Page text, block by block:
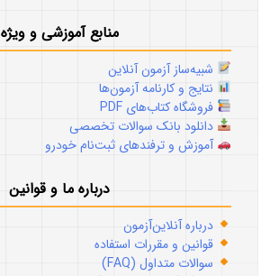
منابع آموزشی و ویژه
شبیه‌ساز آزمون آنلاین
نتایج و کارنامه آزمون‌ها
فروشگاه کتاب‌های PDF
دانلود بانک سوالات تخصصی
آموزش و ترفندهای ثبت‌نام خودرو
درباره ما و قوانین
درباره آنلاین‌آزمون
قوانین و مقررات استفاده
سوالات متداول (FAQ)